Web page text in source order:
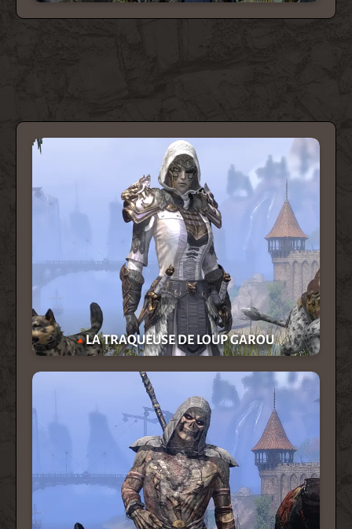
LA TRAQUEUSE DE LOUP GAROU